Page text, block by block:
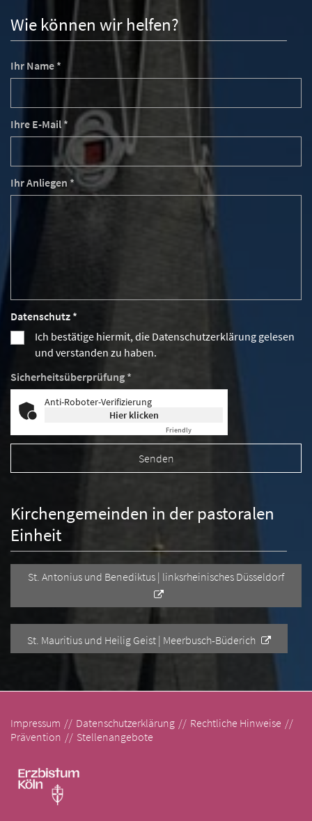
Wie können wir helfen?
Ihr Name *
Ihre E-Mail *
Ihr Anliegen *
Datenschutz *
Ich bestätige hiermit, die Datenschutzerklärung gelesen
und verstanden zu haben.
Sicherheitsüberprüfung *
Anti-Roboter-Verifizierung
Hier klicken
Friendly
Kirchengemeinden in der pastoralen
Einheit
St. Antonius und Benediktus | linksrheinisches Düsseldorf
St. Mauritius und Heilig Geist | Meerbusch-Büderich
Impressum Datenschutzerklärung
Rechtliche Hinweise
Prävention
Stellenangebote